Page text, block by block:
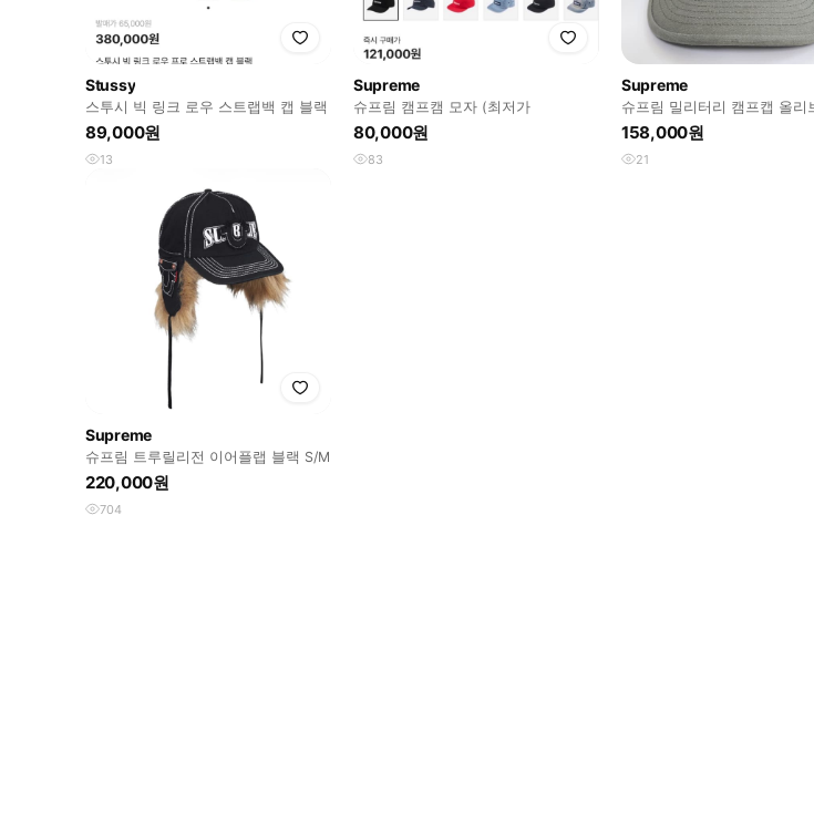
Stussy
스투시 빅 링크 로우 스트랩백 캡 블랙
89,000원
13
Supreme
슈프림 캠프캠 모자 (최저가
80,000원
83
Supreme
슈프림 밀리터리 캠프캡
158,000원
21
Supreme
슈프림 트루릴리전 이어플랩 블랙 S/M
220,000원
704